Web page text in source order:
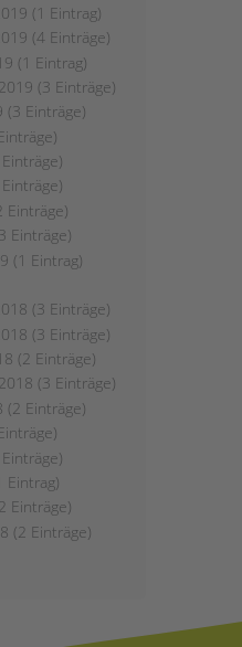
(1 Eintrag)
(4 Einträge)
(1 Eintrag)
(3 Einträge)
(3 Einträge)
Einträge)
Einträge)
(1 Eintrag)
(3 Einträge)
(3 Einträge)
(2 Einträge)
(3 Einträge)
(2 Einträge)
Eintrag)
Einträge)
(2 Einträge)